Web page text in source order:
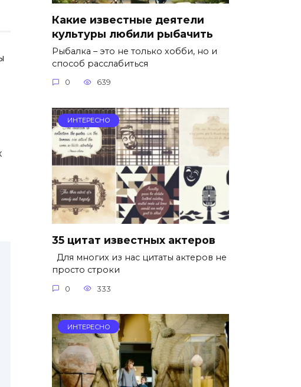
Какие известные деятели
культуры любили рыбачить
Рыбалка – это не только хобби, но и
способ расслабиться
0 639
ИНТЕРЕСНО
35 цитат известных актеров
Для многих из нас цитаты актеров не
просто строки
0 333
ИНТЕРЕСНО